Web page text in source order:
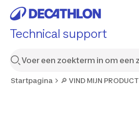
Technical support
Startpagina 🔎 VIND MIJN PRODUCT